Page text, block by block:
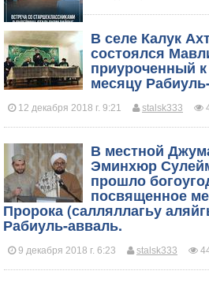
​В селе Калук
состоялся
приуроченный
месяцу
12 декабря 2018 г. 9:21 stalsk333
​В местной
Эминхюр
прошло
посвященное
Пророка (салляллагьу
Рабиуль-авваль.
9 декабря 2018 г. 6:23 stalsk333